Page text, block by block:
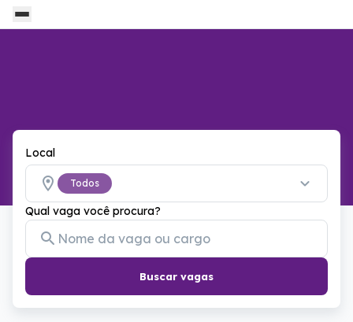
Local
Todos
Qual vaga você procura?
Buscar vagas